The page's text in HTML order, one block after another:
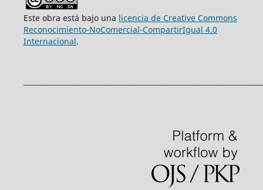
Este obra está bajo una licencia de Creative Commons
Reconocimiento-NoComercial-CompartirIgual 4.0
Internacional.